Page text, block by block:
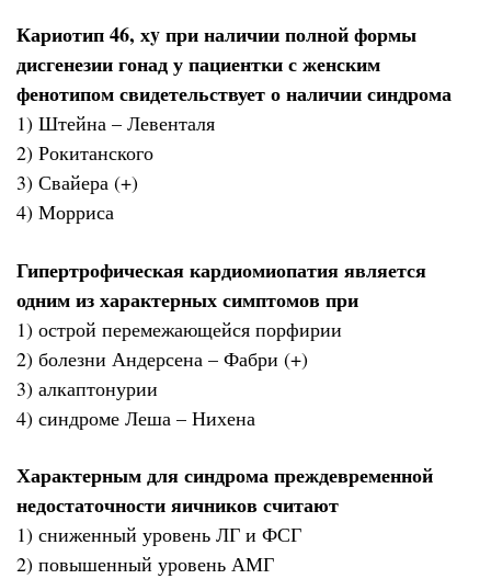
Кариотип 46, хy при наличии полной формы
дисгенезии гонад у пациентки с женским
фенотипом свидетельствует о наличии синдрома
1) Штейна – Левенталя
2) Рокитанского
3) Свайера (+)
4) Морриса
Гипертрофическая кардиомиопатия является
одним из характерных симптомов при
1) острой перемежающейся порфирии
2) болезни Андерсена – Фабри (+)
3) алкаптонурии
4) синдроме Леша – Нихена
Характерным для синдрома преждевременной
недостаточности яичников считают
1) сниженный уровень ЛГ и ФСГ
2) повышенный уровень АМГ